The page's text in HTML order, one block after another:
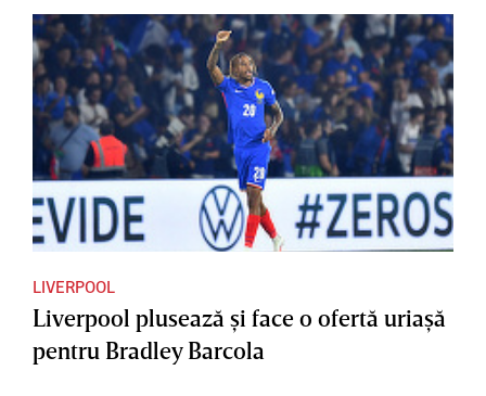
LIVERPOOL
Liverpool plusează şi face o ofertă uriaşă
pentru Bradley Barcola